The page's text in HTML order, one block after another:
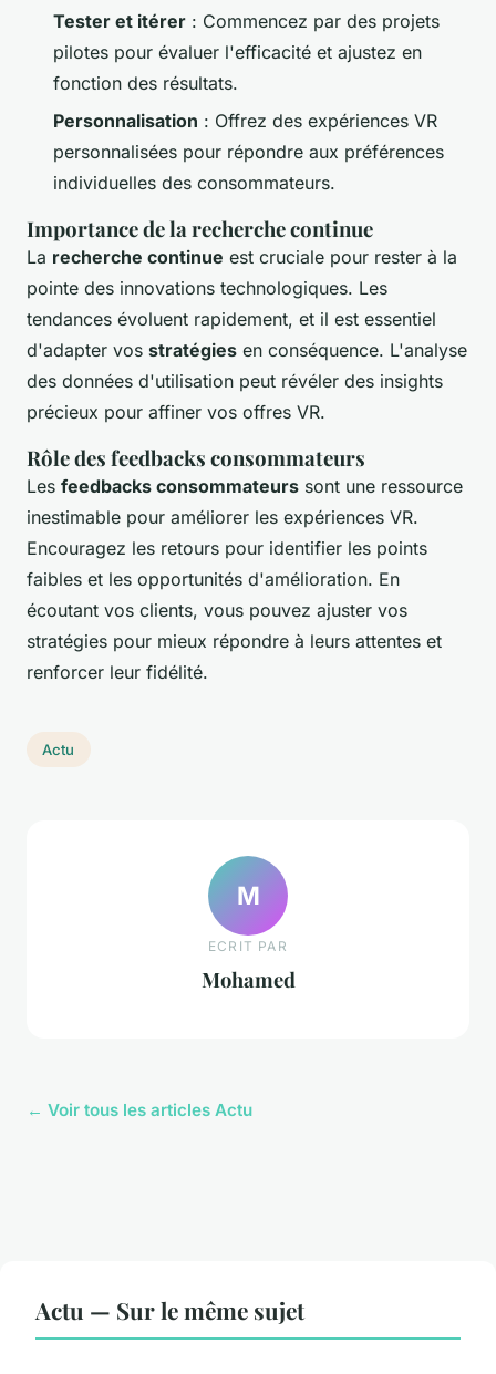
Tester et itérer : Commencez par des projets
pilotes pour évaluer l'efficacité et ajustez en
fonction des résultats.
Personnalisation : Offrez des expériences VR
personnalisées pour répondre aux préférences
individuelles des consommateurs.
Importance de la recherche continue
La recherche continue est cruciale pour rester à la
pointe des innovations technologiques. Les
tendances évoluent rapidement, et il est essentiel
d'adapter vos stratégies en conséquence. L'analyse
des données d'utilisation peut révéler des insights
précieux pour affiner vos offres VR.
Rôle des feedbacks consommateurs
Les feedbacks consommateurs sont une ressource
inestimable pour améliorer les expériences VR.
Encouragez les retours pour identifier les points
faibles et les opportunités d'amélioration. En
écoutant vos clients, vous pouvez ajuster vos
stratégies pour mieux répondre à leurs attentes et
renforcer leur fidélité.
Actu
M
ECRIT PAR
Mohamed
← Voir tous les articles Actu
Actu — Sur le même sujet